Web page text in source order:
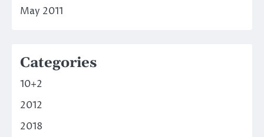
May 2011
Categories
10+2
2012
2018